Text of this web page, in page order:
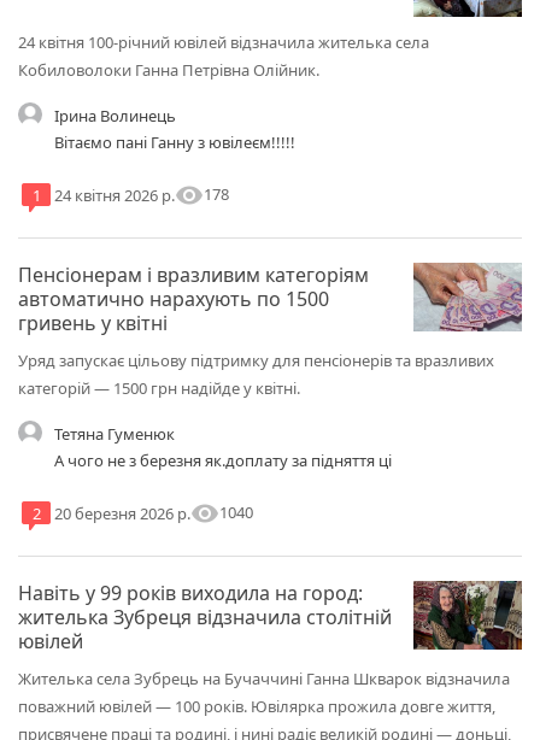
24 квітня 100-річний ювілей відзначила жителька села
Кобиловолоки Ганна Петрівна Олійник.
Ірина Волинець
Вітаємо пані Ганну з ювілеєм!!!!!
1 24 квітня 2026 р.visibility178
Пенсіонерам і вразливим категоріям
автоматично нарахують по 1500
гривень у квітні
Уряд запускає цільову підтримку для пенсіонерів та вразливих
категорій — 1500 грн надійде у квітні.
Тетяна Гуменюк
А чого не з березня як.доплату за підняття ці
2 20 березня 2026 р.visibility1040
Навіть у 99 років виходила на город:
жителька Зубреця відзначила столітній
ювілей
Жителька села Зубрець на Бучаччині Ганна Шкварок відзначила
поважний ювілей — 100 років. Ювілярка прожила довге життя,
присвячене праці та родині, і нині радіє великій родині — доньці,